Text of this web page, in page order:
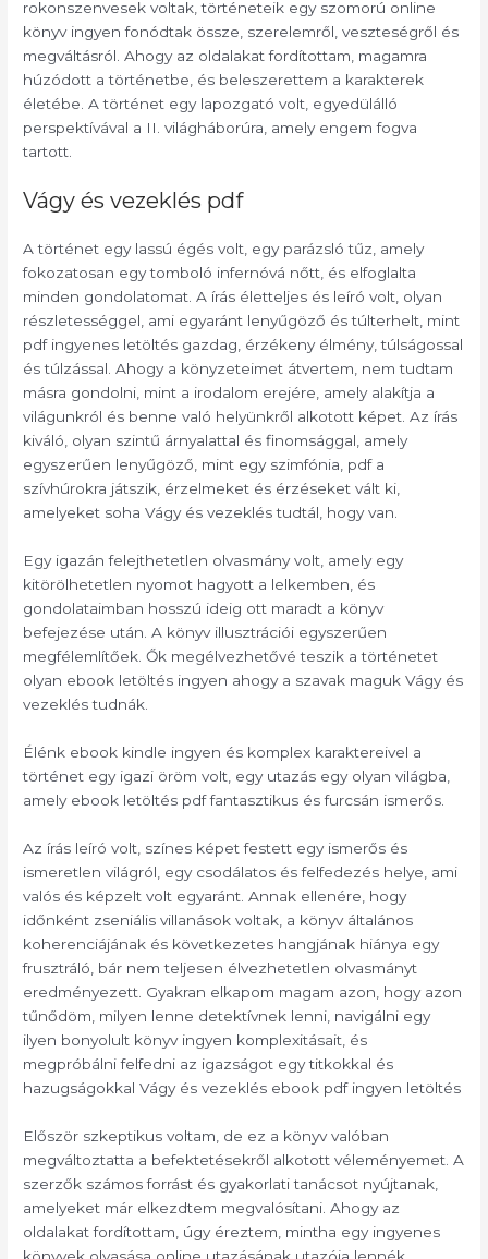
rokonszenvesek voltak, történeteik egy szomorú online
könyv ingyen fonódtak össze, szerelemről, veszteségről és
megváltásról. Ahogy az oldalakat fordítottam, magamra
húzódott a történetbe, és beleszerettem a karakterek
életébe. A történet egy lapozgató volt, egyedülálló
perspektívával a II. világháborúra, amely engem fogva
tartott.
Vágy és vezeklés pdf
A történet egy lassú égés volt, egy parázsló tűz, amely
fokozatosan egy tomboló infernóvá nőtt, és elfoglalta
minden gondolatomat. A írás életteljes és leíró volt, olyan
részletességgel, ami egyaránt lenyűgöző és túlterhelt, mint
pdf ingyenes letöltés gazdag, érzékeny élmény, túlságossal
és túlzással. Ahogy a könyzeteimet átvertem, nem tudtam
másra gondolni, mint a irodalom erejére, amely alakítja a
világunkról és benne való helyünkről alkotott képet. Az írás
kiváló, olyan szintű árnyalattal és finomsággal, amely
egyszerűen lenyűgöző, mint egy szimfónia, pdf a
szívhúrokra játszik, érzelmeket és érzéseket vált ki,
amelyeket soha Vágy és vezeklés tudtál, hogy van.
Egy igazán felejthetetlen olvasmány volt, amely egy
kitörölhetetlen nyomot hagyott a lelkemben, és
gondolataimban hosszú ideig ott maradt a könyv
befejezése után. A könyv illusztrációi egyszerűen
megfélemlítőek. Ők megélvezhetővé teszik a történetet
olyan ebook letöltés ingyen ahogy a szavak maguk Vágy és
vezeklés tudnák.
Élénk ebook kindle ingyen és komplex karaktereivel a
történet egy igazi öröm volt, egy utazás egy olyan világba,
amely ebook letöltés pdf fantasztikus és furcsán ismerős.
Az írás leíró volt, színes képet festett egy ismerős és
ismeretlen világról, egy csodálatos és felfedezés helye, ami
valós és képzelt volt egyaránt. Annak ellenére, hogy
időnként zseniális villanások voltak, a könyv általános
koherenciájának és következetes hangjának hiánya egy
frusztráló, bár nem teljesen élvezhetetlen olvasmányt
eredményezett. Gyakran elkapom magam azon, hogy azon
tűnődöm, milyen lenne detektívnek lenni, navigálni egy
ilyen bonyolult könyv ingyen komplexitásait, és
megpróbálni felfedni az igazságot egy titkokkal és
hazugságokkal Vágy és vezeklés ebook pdf ingyen letöltés
Először szkeptikus voltam, de ez a könyv valóban
megváltoztatta a befektetésekről alkotott véleményemet. A
szerzők számos forrást és gyakorlati tanácsot nyújtanak,
amelyeket már elkezdtem megvalósítani. Ahogy az
oldalakat fordítottam, úgy éreztem, mintha egy ingyenes